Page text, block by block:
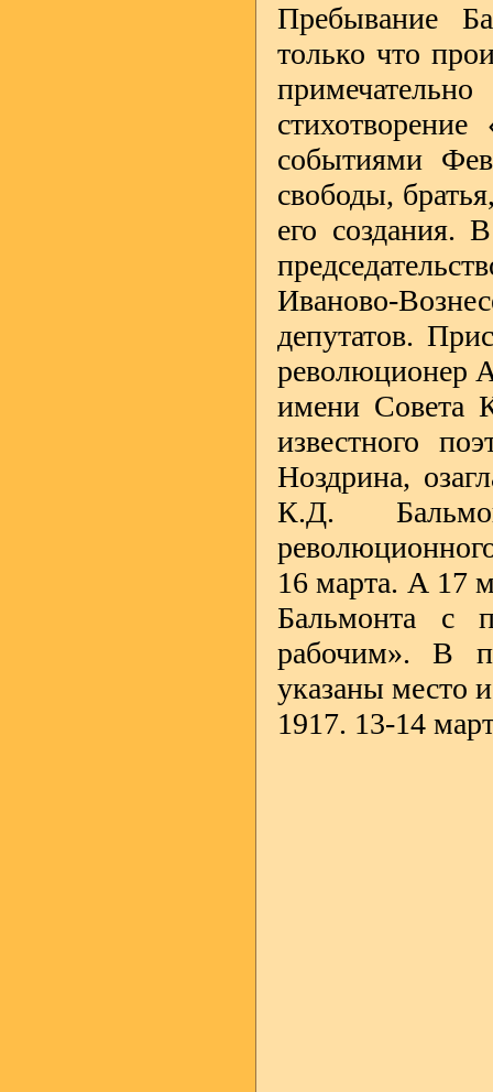
Пребывание
только что
событиями
свободы,
его создания.
Иваново-
депутатов.
революционер
имени Совета
известного
Ноздрина,
К.Д.
16 марта. А 17
Бальмонта с
рабочим». В
указаны место
1917. 13-14